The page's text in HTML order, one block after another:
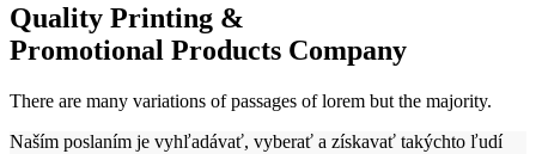
Quality Printing &
Promotional Products Company
There are many variations of passages of lorem but the majority.
Naším poslaním je vyhľadávať, vyberať a získavať takýchto ľudí